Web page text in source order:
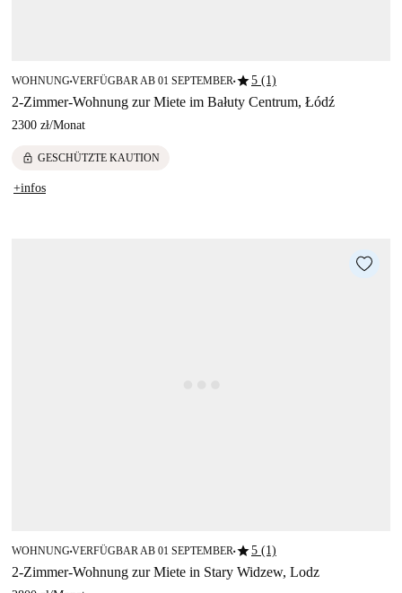
WOHNUNG■VERFÜGBAR AB 01 SEPTEMBER■star5 (1)
2-Zimmer-Wohnung zur Miete im Bałuty Centrum, Łódź
2300 zł/Monat
lock GESCHÜTZTE KAUTION
+infos
WOHNUNG■VERFÜGBAR AB 01 SEPTEMBER■star5 (1)
2-Zimmer-Wohnung zur Miete in Stary Widzew, Lodz